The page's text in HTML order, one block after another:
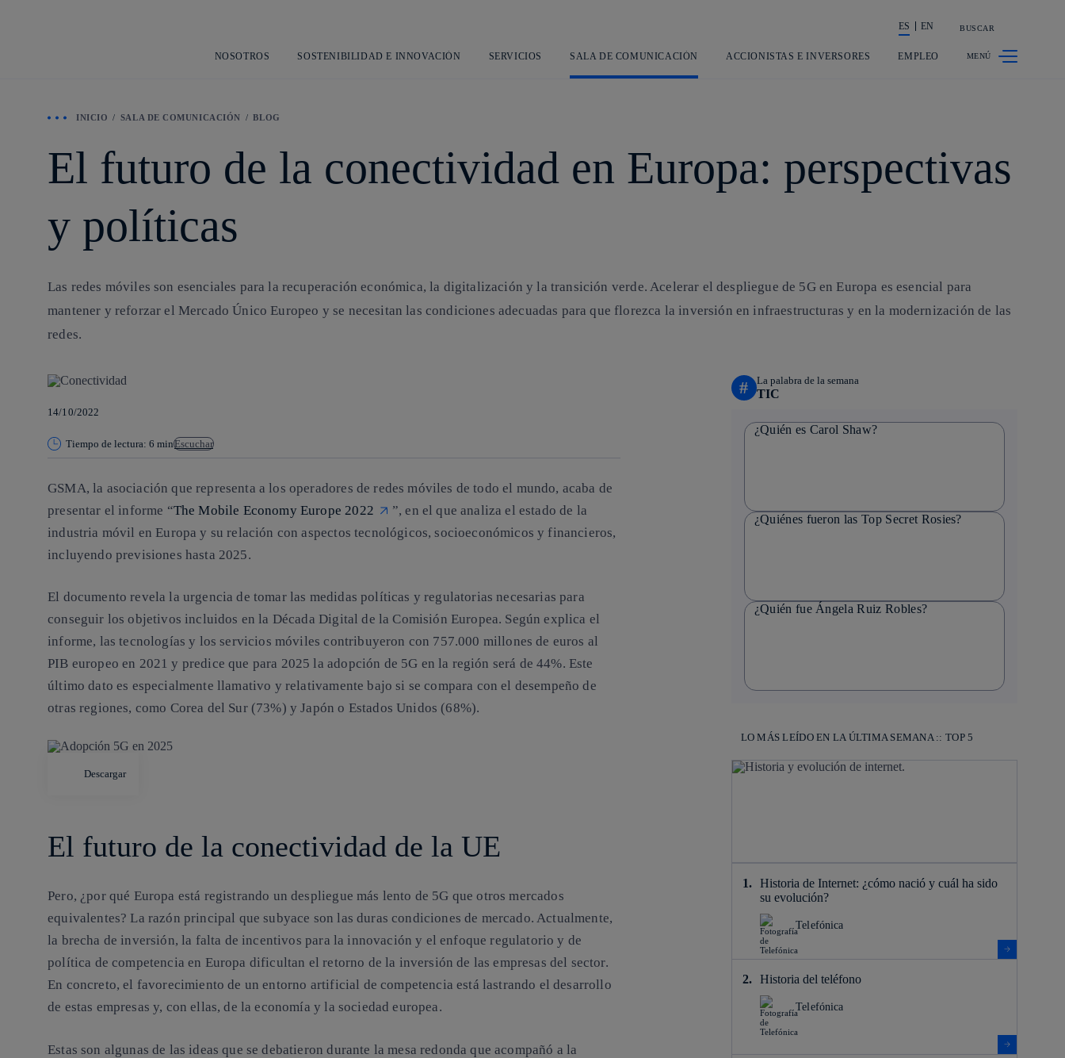
principal
La acción en accionistas e inversores
ES EN BUSCAR
NOSOTROS SOSTENIBILIDAD E INNOVACIÓN SERVICIOS SALA DE COMUNICACIÓN ACCIONISTAS E INVERSORES EMPLEO
INICIO SALA DE COMUNICACIÓN BLOG
El futuro de la conectividad en Europa: perspectivas
y políticas
Las redes móviles son esenciales para la recuperación económica, la digitalización y la transición verde. Acelerar el despliegue de 5G en Europa es esencial para
mantener y reforzar el Mercado Único Europeo y se necesitan las condiciones adecuadas para que florezca la inversión en infraestructuras y en la modernización de las
redes.
14/10/2022
Tiempo de lectura: 6 minEscuchar
GSMA, la asociación que representa a los operadores de redes móviles de todo el mundo, acaba de
presentar el informe “The Mobile Economy Europe 2022
”, en el que analiza el estado de la
industria móvil en Europa y su relación con aspectos tecnológicos, socioeconómicos y financieros,
incluyendo previsiones hasta 2025.
El documento revela la urgencia de tomar las medidas políticas y regulatorias necesarias para
conseguir los objetivos incluidos en la Década Digital de la Comisión Europea. Según explica el
informe, las tecnologías y los servicios móviles contribuyeron con 757.000 millones de euros al
PIB europeo en 2021 y predice que para 2025 la adopción de 5G en la región será de 44%. Este
último dato es especialmente llamativo y relativamente bajo si se compara con el desempeño de
otras regiones, como Corea del Sur (73%) y Japón o Estados Unidos (68%).
Descargar
El futuro de la conectividad de la UE
Pero, ¿por qué Europa está registrando un despliegue más lento de 5G que otros mercados
equivalentes? La razón principal que subyace son las duras condiciones de mercado. Actualmente,
la brecha de inversión, la falta de incentivos para la innovación y el enfoque regulatorio y de
política de competencia en Europa dificultan el retorno de la inversión de las empresas del sector.
En concreto, el favorecimiento de un entorno artificial de competencia está lastrando el desarrollo
de estas empresas y, con ellas, de la economía y la sociedad europea.
Estas son algunas de las ideas que se debatieron durante la mesa redonda que acompañó a la
# La palabra de la semana
TIC
¿Quién es Carol Shaw?
¿Quiénes fueron las Top Secret Rosies?
¿Quién fue Ángela Ruiz Robles?
LO MÁS LEÍDO EN LA ÚLTIMA SEMANA :: TOP 5
Historia de Internet: ¿cómo nació y cuál ha sido
su evolución?
Telefónica
Historia del teléfono
Telefónica